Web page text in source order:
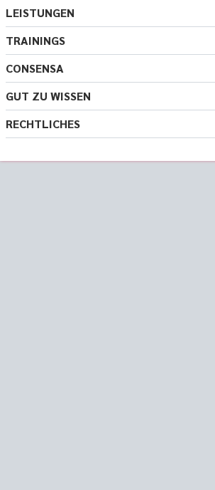
LEISTUNGEN
TRAININGS
CONSENSA
GUT ZU WISSEN
RECHTLICHES